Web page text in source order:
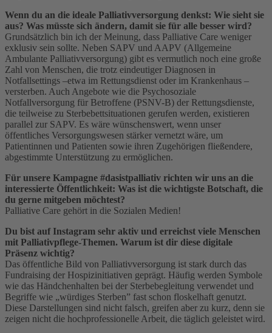
Wenn du an die ideale Palliativversorgung denkst: Wie sieht sie
aus? Was müsste sich ändern, damit sie für alle besser wird?
Grundsätzlich bin ich der Meinung, dass Palliative Care weniger
exklusiv sein sollte. Neben SAPV und AAPV (Allgemeine
Ambulante Palliativversorgung) gibt es vermutlich noch eine große
Zahl von Menschen, die trotz eindeutiger Diagnosen in
Notfallsettings –etwa im Rettungsdienst oder im Krankenhaus –
versterben. Auch Angebote wie die Psychosoziale
Notfallversorgung für Betroffene (PSNV-B) der Rettungsdienste,
die teilweise zu Sterbebettsituationen gerufen werden, existieren
parallel zur SAPV. Es wäre wünschenswert, wenn unser
öffentliches Versorgungswesen stärker vernetzt wäre, um
Patientinnen und Patienten sowie ihren Zugehörigen fließendere,
abgestimmte Unterstützung zu ermöglichen.
Für unsere Kampagne #dasistpalliativ richten wir uns an die
interessierte Öffentlichkeit: Was ist die wichtigste Botschaft, die
du gerne mitgeben möchtest?
Palliative Care gehört in die Sozialen Medien!
Du bist auf Instagram sehr aktiv und erreichst viele Menschen
mit Palliativpflege-Themen. Warum ist dir diese digitale
Präsenz wichtig?
Das öffentliche Bild von Palliativversorgung ist stark durch das
Fundraising der Hospizinitiativen geprägt. Häufig werden Symbole
wie das Händchenhalten bei der Sterbebegleitung verwendet und
Begriffe wie „würdiges Sterben” fast schon floskelhaft genutzt.
Diese Darstellungen sind nicht falsch, greifen aber zu kurz, denn sie
zeigen nicht die hochprofessionelle Arbeit, die täglich geleistet wird.